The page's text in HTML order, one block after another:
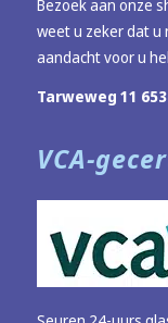
Bezoek aan onze
weet u zeker dat u
aandacht voor u
Tarweweg 11
VCA-